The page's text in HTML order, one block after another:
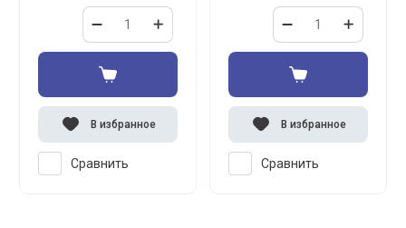
Сравнить
В избранное
Сравнить
В избранное